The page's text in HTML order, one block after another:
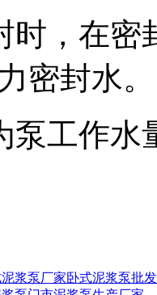
时，在密
密封水。
泵工作水
浆泵厂家卧式泥浆泵批发